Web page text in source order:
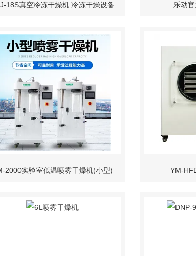
18S真空冷冻干燥机 冷冻干燥设备 乐动
2000实验室低温喷雾干燥机(小型) YM-